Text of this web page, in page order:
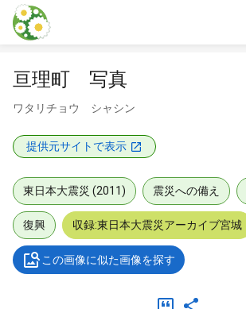
本文に飛ぶ
亘理町 写真
ワタリチョウ シャシン
提供元サイトで表示
東日本大震災 (2011) 震災への備え
復興 収録:東日本大震災アーカイブ宮城
この画像に似た画像を探す